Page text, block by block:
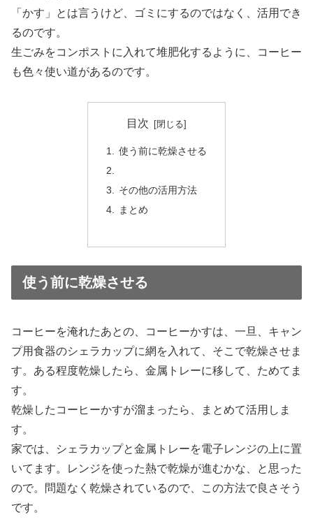
「かす」とは言うけど、ゴミにするのではなく、活用でき
るのです。
生ごみをコンポストに入れて堆肥化するように、コーヒー
も色々使い道があるのです。
目次
使う前に乾燥させる
その他の活用方法
まとめ
使う前に乾燥させる
コーヒーを淹れたあとの、コーヒーかすは、一旦、キャン
プ用食器のシェラカップに網を入れて、そこで乾燥させま
す。ある程度乾燥したら、金属トレーに移して、ためてま
す。
乾燥したコーヒーかすが溜まったら、まとめて活用しま
す。
家では、シェラカップと金属トレーを電子レンジの上に置
いてます。レンジを使った熱で乾燥が進むかな、と思った
ので。問題なく乾燥されているので、この方法で良さそう
です。